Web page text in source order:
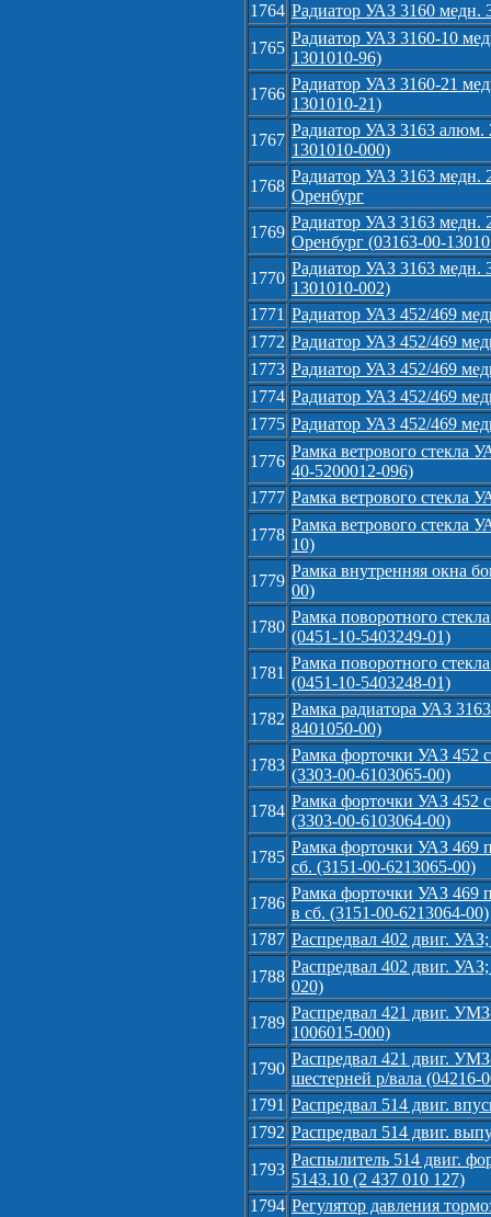
1764 Радиатор УАЗ 3160
1765
Радиатор УАЗ 3160-10
1301010-96)
1766
Радиатор УАЗ 3160-21
1301010-21)
1767
Радиатор УАЗ 3163
1301010-000)
1768
Радиатор УАЗ 3163
Оренбург
1769
Радиатор УАЗ 3163
Оренбург (03163-00-
1770
Радиатор УАЗ 3163
1301010-002)
1771 Радиатор УАЗ 452/469
1772 Радиатор УАЗ 452/469
1773 Радиатор УАЗ 452/469
1774 Радиатор УАЗ 452/469
1775 Радиатор УАЗ 452/469
1776
Рамка ветрового стекла
40-5200012-096)
1777 Рамка ветрового стекла
1778
Рамка ветрового стекла
10)
1779
Рамка внутренняя окна
00)
1780
Рамка поворотного
(0451-10-5403249-01)
1781
Рамка поворотного
(0451-10-5403248-01)
1782
Рамка радиатора УАЗ
8401050-00)
1783
Рамка форточки УАЗ 452
(3303-00-6103065-00)
1784
Рамка форточки УАЗ 452
(3303-00-6103064-00)
1785
Рамка форточки УАЗ 469
сб. (3151-00-6213065-00)
1786
Рамка форточки УАЗ 469
в сб. (3151-00-6213064-00)
1787 Распредвал 402 двиг.
1788
Распредвал 402 двиг.
020)
1789
Распредвал 421 двиг.
1006015-000)
1790
Распредвал 421 двиг.
шестерней р/вала (04216-
1791 Распредвал 514 двиг.
1792 Распредвал 514 двиг.
1793
Распылитель 514 двиг.
5143.10 (2 437 010 127)
1794 Регулятор давления